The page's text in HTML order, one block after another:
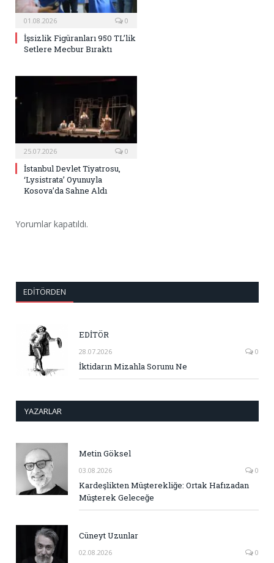
01.08.2026 0
İşsizlik Figüranları 950 TL’lik
Setlere Mecbur Bıraktı
25.07.2026 0
İstanbul Devlet Tiyatrosu,
‘Lysistrata’ Oyunuyla
Kosova’da Sahne Aldı
Yorumlar kapatıldı.
EDITÖRDEN
EDİTÖR
28.07.2026 0
İktidarın Mizahla Sorunu Ne
YAZARLAR
Metin Göksel
03.08.2026 0
Kardeşlikten Müşterekliğe: Ortak Hafızadan
Müşterek Geleceğe
Cüneyt Uzunlar
02.08.2026 0